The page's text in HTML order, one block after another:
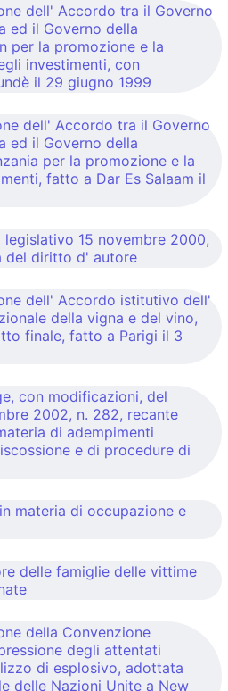
dell' Accordo tra il Governo
ed il Governo della
per la promozione e la
investimenti, con
il 29 giugno 1999
dell' Accordo tra il Governo
ed il Governo della
per la promozione e la
fatto a Dar Es Salaam il
15 novembre 2000,
del diritto d' autore
dell' Accordo istitutivo dell'
della vigna e del vino,
finale, fatto a Parigi il 3
con modificazioni, del
2002, n. 282, recante
di adempimenti
e di procedure di
materia di occupazione e
delle famiglie delle vittime
della Convenzione
degli attentati
di esplosivo, adottata
delle Nazioni Unite a New